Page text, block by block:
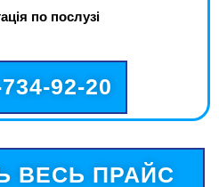
по послузі
92-20
ВЕСЬ ПРАЙС